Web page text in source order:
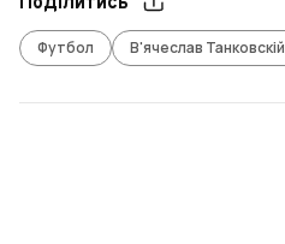
Футбол В'ячеслав Танковскій